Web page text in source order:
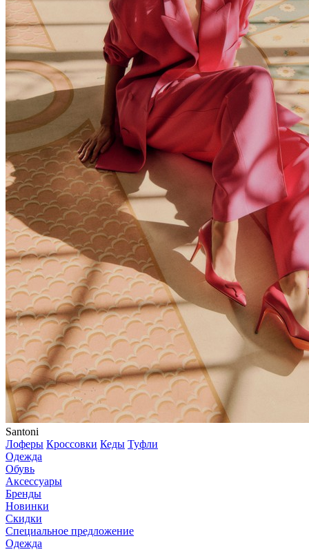
Santoni
Лоферы Кроссовки Кеды Туфли
Одежда
Обувь
Аксессуары
Бренды
Новинки
Скидки
Специальное предложение
Одежда